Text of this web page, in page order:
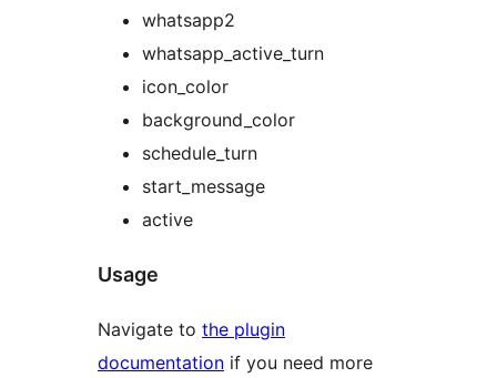
whatsapp2
whatsapp_active_turn
icon_color
background_color
schedule_turn
start_message
active
Usage
Navigate to the plugin
documentation if you need more